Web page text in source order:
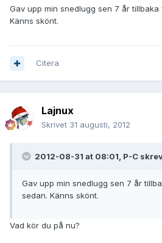
Gav upp min snedlugg sen 7 år
Känns skönt.
Citera
Lajnux
Skrivet 31 augusti, 2012
2012-08-31 at 08:01, P-C
Gav upp min snedlugg sen 7 år
sedan. Känns skönt.
Vad kör du på nu?